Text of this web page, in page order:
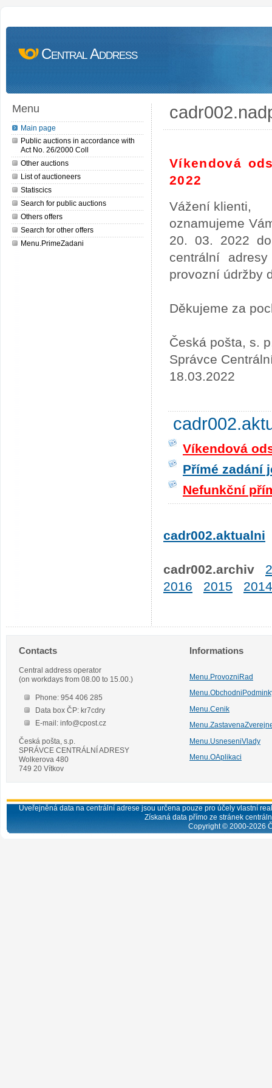
Central Address
Menu
Main page
Public auctions in accordance with
Act No. 26/2000 Coll
Other auctions
List of auctioneers
Statiscics
Search for public auctions
Others offers
Search for other offers
Menu.PrimeZadani
Víkendová
2022
Vážení klienti,
oznamujeme
20. 03. 2022
centrální
provozní údržby
Děkujeme za
Česká pošta, s.
Správce
18.03.2022
Víkendová
Přímé zadání
Nefunkční
cadr002.aktualni
cadr002.archiv
2016
2015 2014
Contacts
Central address operator
(on workdays from 08.00 to 15.00.)
Phone: 954 406 285
Data box ČP: kr7cdry
E-mail: info@cpost.cz
Česká pošta, s.p.
SPRÁVCE CENTRÁLNÍ ADRESY
Wolkerova 480
749 20 Vítkov
Informations
Menu.ProvozniRad
Menu.Cenik
Menu.UsneseniVlady
Menu.OAplikaci
Uveřejněná data na centrální adrese jsou určena pouze pro účely vlastní
Získaná data přímo ze stránek
Copyright © 2000-2026